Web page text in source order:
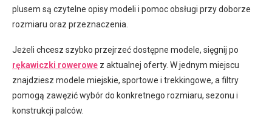
plusem są czytelne opisy modeli i pomoc obsługi przy doborze
rozmiaru oraz przeznaczenia.
Jeżeli chcesz szybko przejrzeć dostępne modele, sięgnij po
rękawiczki rowerowe z aktualnej oferty. W jednym miejscu
znajdziesz modele miejskie, sportowe i trekkingowe, a filtry
pomogą zawęzić wybór do konkretnego rozmiaru, sezonu i
konstrukcji palców.